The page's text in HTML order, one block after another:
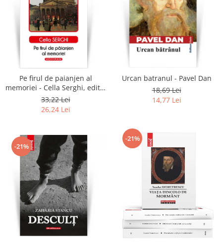
Pe firul de paianjen al
memoriei - Cella Serghi, editia
2020
33,22 Lei
26,24 Lei
Urcan batranul - Pavel Dan
18,69 Lei
14,77 Lei
-21%
-21%